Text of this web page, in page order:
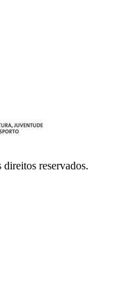
reservados.